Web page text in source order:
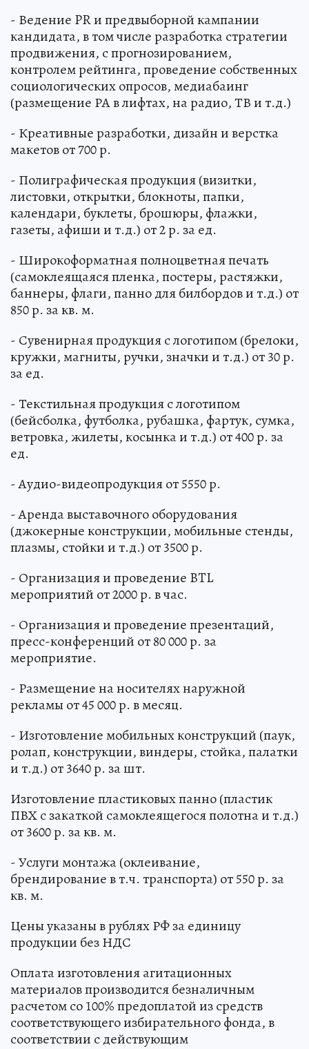
- Ведение PR и предвыборной кампании
кандидата, в том числе разработка стратегии
продвижения, с прогнозированием,
контролем рейтинга, проведение собственных
социологических опросов, медиабаинг
(размещение РА в лифтах, на радио, ТВ и т.д.)
- Креативные разработки, дизайн и верстка
макетов от 700 р.
- Полиграфическая продукция (визитки,
листовки, открытки, блокноты, папки,
календари, буклеты, брошюры, флажки,
газеты, афиши и т.д.) от 2 р. за ед.
- Широкоформатная полноцветная печать
(самоклеящаяся пленка, постеры, растяжки,
баннеры, флаги, панно для билбордов и т.д.) от
850 р. за кв. м.
- Сувенирная продукция с логотипом (брелоки,
кружки, магниты, ручки, значки и т.д.) от 30 р.
за ед.
- Текстильная продукция с логотипом
(бейсболка, футболка, рубашка, фартук, сумка,
ветровка, жилеты, косынка и т.д.) от 400 р. за
ед.
- Аудио-видеопродукция от 5550 р.
- Аренда выставочного оборудования
(джокерные конструкции, мобильные стенды,
плазмы, стойки и т.д.) от 3500 р.
- Организация и проведение BTL
мероприятий от 2000 р. в час.
- Организация и проведение презентаций,
пресс-конференций от 80 000 р. за
мероприятие.
- Размещение на носителях наружной
рекламы от 45 000 р. в месяц.
- Изготовление мобильных конструкций (паук,
ролап, конструкции, виндеры, стойка, палатки
и т.д.) от 3640 р. за шт.
Изготовление пластиковых панно (пластик
ПВХ с закаткой самоклеящегося полотна и т.д.)
от 3600 р. за кв. м.
- Услуги монтажа (оклеивание,
брендирование в т.ч. транспорта) от 550 р. за
кв. м.
Цены указаны в рублях РФ за единицу
продукции без НДС
Оплата изготовления агитационных
материалов производится безналичным
расчетом со 100% предоплатой из средств
соответствующего избирательного фонда, в
соответствии с действующим